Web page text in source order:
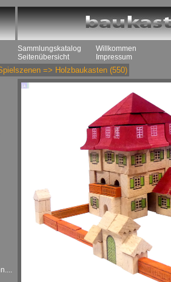
Sammlungskatalog
Seitenübersicht
Willkommen
Impressum
=> Holzbaukasten (550)